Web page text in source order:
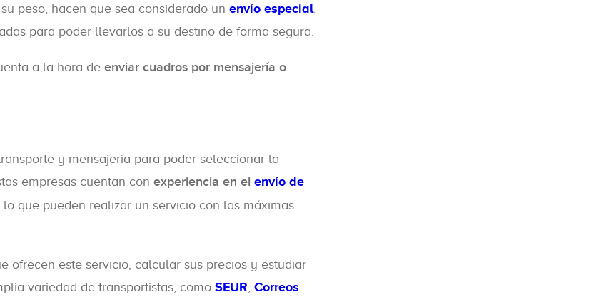
peso, hacen que sea considerado un envío especial,
para poder llevarlos a su destino de forma segura.
a la hora de enviar cuadros por mensajería o
y mensajería para poder seleccionar la
empresas cuentan con experiencia en el envío de
lo que pueden realizar un servicio con las máximas
ofrecen este servicio, calcular sus precios y estudiar
variedad de transportistas, como SEUR, Correos